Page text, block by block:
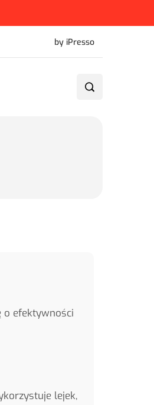
by iPresso
o efektywności
lejek,